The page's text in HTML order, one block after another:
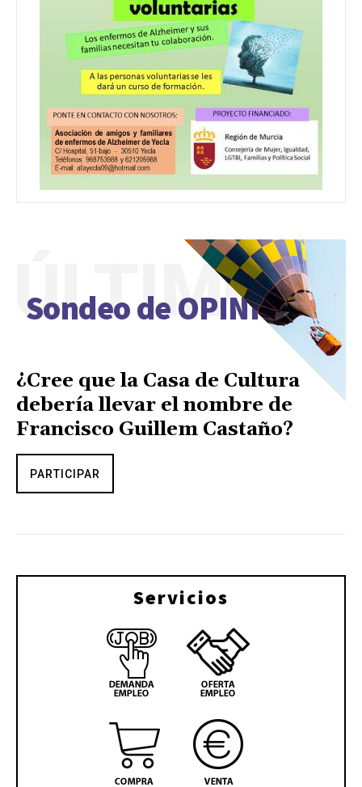
Sondeo de OPINIÓN
ÚLTIMO
¿Cree que la Casa de Cultura
debería llevar el nombre de
Francisco Guillem Castaño?
PARTICIPAR
Servicios